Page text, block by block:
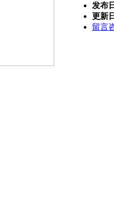
发布
更新
留言